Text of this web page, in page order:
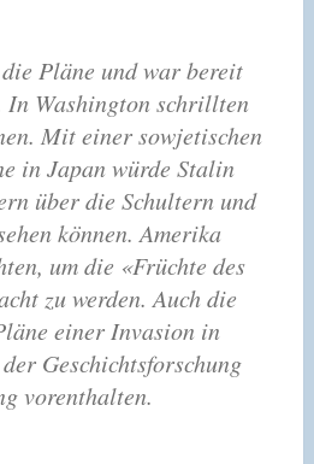
Pläne und war bereit
In Washington schrillten
Mit einer sowjetischen
in Japan würde Stalin
über die Schultern und
können. Amerika
um die «Früchte des
zu werden. Auch die
einer Invasion in
Geschichtsforschung
vorenthalten.